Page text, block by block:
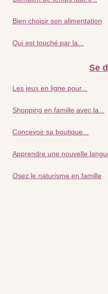
Bien choisir son alimentation
Qui est touché par la...
Se
Les jeux en ligne pour...
Shopping en famille avec la...
Concevoir sa boutique...
Apprendre une nouvelle
Osez le naturisme en famille